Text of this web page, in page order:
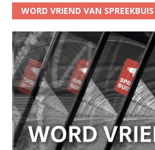
WORD VRIEND VAN SPREEKBUIS